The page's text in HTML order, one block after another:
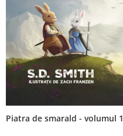
Piatra de smarald - volumul 1